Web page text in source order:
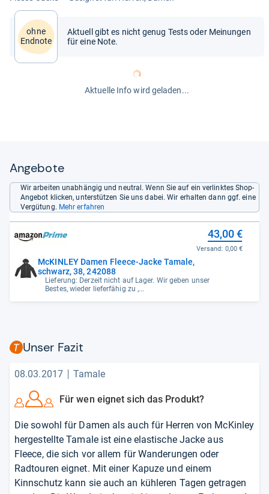
ohne
Endnote
Aktuell gibt es nicht genug Tests oder Meinungen
für eine Note.
Aktuelle Info wird geladen...
Angebote
Wir arbeiten unabhängig und neutral. Wenn Sie auf ein verlinktes Shop-
Angebot klicken, unterstützen Sie uns dabei. Wir erhalten dann ggf. eine
Vergütung. Mehr erfahren
McKINLEY Damen Fleece-Jacke Tamale,
schwarz, 38, 242088
Lieferung: Derzeit nicht auf Lager. Wir geben unser
Bestes, wieder lieferfähig zu ,...
43,00 €
Versand: 0,00 €
Unser Fazit
08.03.2017 Tamale
Für wen eignet sich das Produkt?
Die sowohl für Damen als auch für Herren von McKinley
hergestellte Tamale ist eine elastische Jacke aus
Fleece, die sich vor allem für Wanderungen oder
Radtouren eignet. Mit einer Kapuze und einem
Kinnschutz kann sie auch an kühleren Tagen getragen